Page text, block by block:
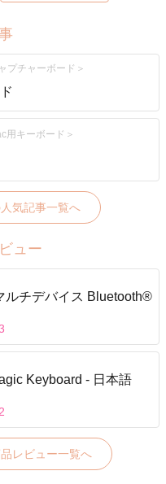
プチャーボード
用キーボード
気記事一覧へ
ュー
ルチデバイス Bluetooth®
Keyboard ‐ 日本語
レビュー一覧へ